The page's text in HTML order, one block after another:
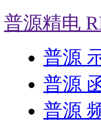
普源精电
普源
普源
普源